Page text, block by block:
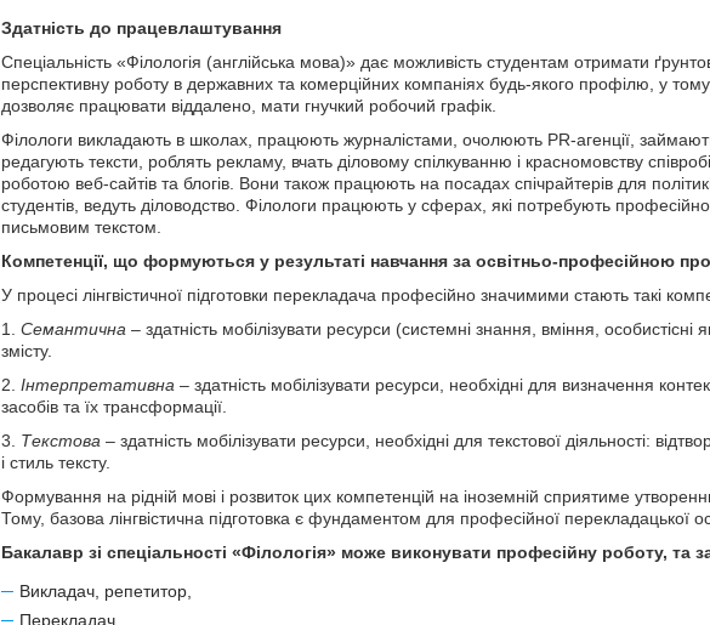
Здатність до працевлаштування
Спеціальність «Філологія (англійська мова)» дає можливість студентам отримати
перспективну роботу в державних та комерційних компаніях будь-якого профілю, у
дозволяє працювати віддалено, мати гнучкий робочий графік.
Філологи викладають в школах, працюють журналістами, очолюють PR-агенції,
редагують тексти, роблять рекламу, вчать діловому спілкуванню і красномовству
роботою веб-сайтів та блогів. Вони також працюють на посадах спічрайтерів для
студентів, ведуть діловодство. Філологи працюють у сферах, які потребують
письмовим текстом.
Компетенції, що формуються у результаті навчання за освітньо-професійною
У процесі лінгвістичної підготовки перекладача професійно значимими стають такі
1. Семантична – здатність мобілізувати ресурси (системні знання, вміння, особистісні
змісту.
2. Інтерпретативна – здатність мобілізувати ресурси, необхідні для визначення
засобів та їх трансформації.
3. Текстова – здатність мобілізувати ресурси, необхідні для текстової діяльності:
і стиль тексту.
Формування на рідній мові і розвиток цих компетенцій на іноземній сприятиме
Тому, базова лінгвістична підготовка є фундаментом для професійної перекладацької
Бакалавр зі спеціальності «Філологія» може виконувати професійну роботу, та
Викладач, репетитор,
Перекладач